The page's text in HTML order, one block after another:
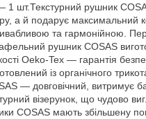
рушник
а й подарує
та гармонійною.
рушник COSAS
Oeko-Tex — гарантія
із органічного
— довговічний, витримує
візерунок, що чудово
COSAS мають збільшену